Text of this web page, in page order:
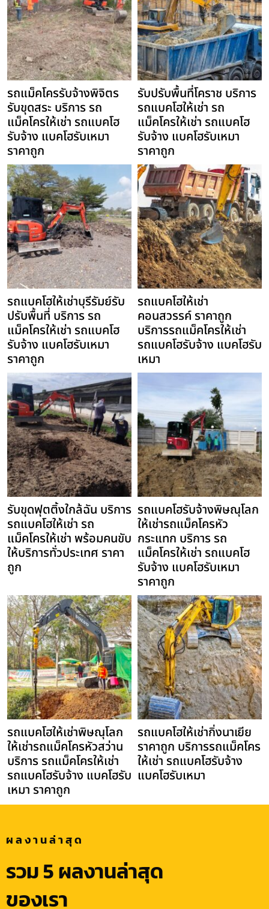
รถแม็คโครรับจ้างพิจิตร
รับขุดสระ บริการ รถ
แม็คโครให้เช่า รถแบคโฮ
รับจ้าง แบคโฮรับเหมา
ราคาถูก
รับปรับพื้นที่โคราช บริการ
รถแบคโฮให้เช่า รถ
แม็คโครให้เช่า รถแบคโฮ
รับจ้าง แบคโฮรับเหมา
ราคาถูก
รถแบคโฮให้เช่าบุรีรัมย์รับ
ปรับพื้นที่ บริการ รถ
แม็คโครให้เช่า รถแบคโฮ
รับจ้าง แบคโฮรับเหมา
ราคาถูก
รถแบคโฮให้เช่า
คอนสวรรค์ ราคาถูก
บริการรถแม็คโครให้เช่า
รถแบคโฮรับจ้าง แบคโฮรับ
เหมา
รับขุดฟุตติ้งใกล้ฉัน บริการ
รถแบคโฮให้เช่า รถ
แม็คโครให้เช่า พร้อมคนขับ
ให้บริการทั่วประเทศ ราคา
ถูก
รถแบคโฮรับจ้างพิษณุโลก
ให้เช่ารถแม็คโครหัว
กระแทก บริการ รถ
แม็คโครให้เช่า รถแบคโฮ
รับจ้าง แบคโฮรับเหมา
ราคาถูก
รถแบคโฮให้เช่าพิษณุโลก
ให้เช่ารถแม็คโครหัวสว่าน
บริการ รถแม็คโครให้เช่า
รถแบคโฮรับจ้าง แบคโฮรับ
เหมา ราคาถูก
รถแบคโฮให้เช่ากิ่งนาเยีย
ราคาถูก บริการรถแม็คโคร
ให้เช่า รถแบคโฮรับจ้าง
แบคโฮรับเหมา
ผลงานล่าสุด
รวม 5 ผลงานล่าสุด
ของเรา